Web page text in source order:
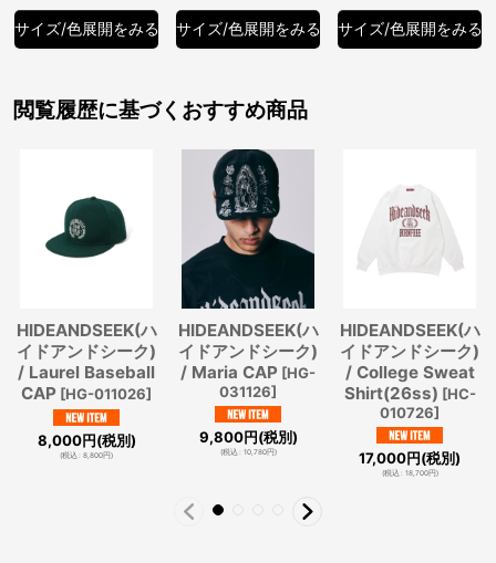
サイズ/色展開をみる サイズ/色展開をみる サイズ/色展開をみる
閲覧履歴に基づくおすすめ商品
HIDEANDSEEK(ハ
イドアンドシーク)
/ Laurel Baseball
CAP [HG-011026]
8,000円(税別)
(税込: 8,800円)
HIDEANDSEEK(ハ
イドアンドシーク)
/ Maria CAP [HG-
031126]
9,800円(税別)
(税込: 10,780円)
HIDEANDSEEK(ハ
イドアンドシーク)
/ College Sweat
Shirt(26ss) [HC-
010726]
17,000円(税別)
(税込: 18,700円)